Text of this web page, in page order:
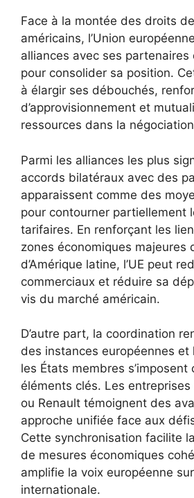
Face à la montée des droits
américains, l’Union
alliances avec ses partenaires
pour consolider sa position.
à élargir ses débouchés,
d’approvisionnement et
ressources dans la
Parmi les alliances les plus
accords bilatéraux avec des
apparaissent comme des
pour contourner partiellement
tarifaires. En renforçant les
zones économiques majeures
d’Amérique latine, l’UE peut
commerciaux et réduire sa
vis du marché américain.
D’autre part, la coordination
des instances européennes
les États membres s’imposent
éléments clés. Les
ou Renault témoignent des
approche unifiée face aux
Cette synchronisation facilite
de mesures économiques
amplifie la voix européenne
internationale.